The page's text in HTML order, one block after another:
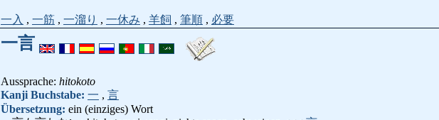
一入 , 一筋 , 一溜り , 一休み , 羊飼 , 筆順 , 必要
一言
Aussprache: hitokoto
Kanji Buchstabe: 一 , 言
Übersetzung: ein (einziges) Wort